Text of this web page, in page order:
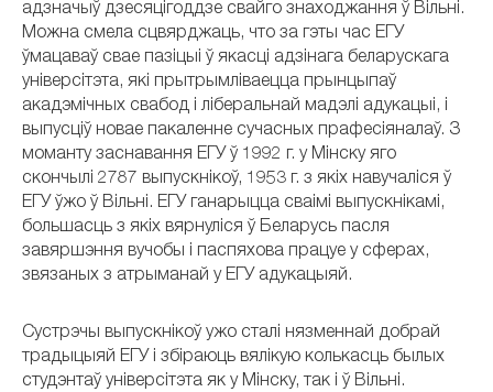
адзначыў дзесяцігоддзе свайго знаходжання ў Вільні.
Можна смела сцвярджаць, что за гэты час ЕГУ
ўмацаваў свае пазіцыі ў якасці адзінага беларускага
універсітэта, які прытрымліваецца прынцыпаў
акадэмічных свабод і ліберальнай мадэлі адукацыі, і
выпусціў новае пакаленне сучасных прафесіяналаў. З
моманту заснавання ЕГУ ў 1992 г. у Мінску яго
скончылі 2787 выпускнікоў, 1953 г. з якіх навучаліся ў
ЕГУ ўжо ў Вільні. ЕГУ ганарыцца сваімі выпускнікамі,
большасць з якіх вярнуліся ў Беларусь пасля
завяршэння вучобы і паспяхова працуе у сферах,
звязаных з атрыманай у ЕГУ адукацыяй.
Сустрэчы выпускнікоў ужо сталі нязменнай добрай
традыцыяй ЕГУ і збіраюць вялікую колькасць былых
студэнтаў універсітэта як у Мінску, так і ў Вільні.